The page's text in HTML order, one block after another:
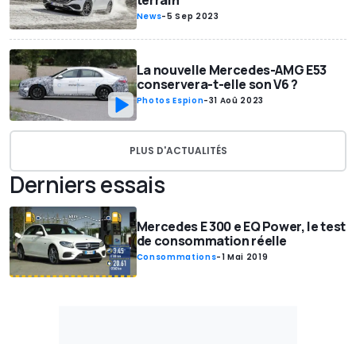
News-5 Sep 2023
La nouvelle Mercedes-AMG E53
conservera-t-elle son V6 ?
Photos Espion-31 Aoû 2023
PLUS D'ACTUALITÉS
Derniers essais
Mercedes E 300 e EQ Power, le test
de consommation réelle
Consommations-1 Mai 2019